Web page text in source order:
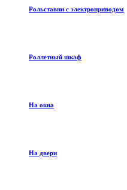
Рольставни с электроприводом
Роллетный шкаф
На окна
На двери